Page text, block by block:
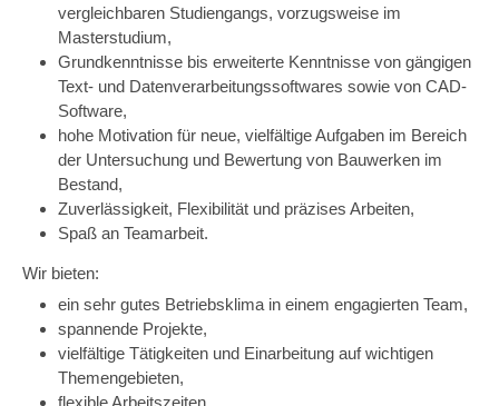
vergleichbaren Studiengangs, vorzugsweise im
Masterstudium,
Grundkenntnisse bis erweiterte Kenntnisse von gängigen
Text- und Datenverarbeitungssoftwares sowie von CAD-
Software,
hohe Motivation für neue, vielfältige Aufgaben im Bereich
der Untersuchung und Bewertung von Bauwerken im
Bestand,
Zuverlässigkeit, Flexibilität und präzises Arbeiten,
Spaß an Teamarbeit.
Wir bieten:
ein sehr gutes Betriebsklima in einem engagierten Team,
spannende Projekte,
vielfältige Tätigkeiten und Einarbeitung auf wichtigen
Themengebieten,
flexible Arbeitszeiten,